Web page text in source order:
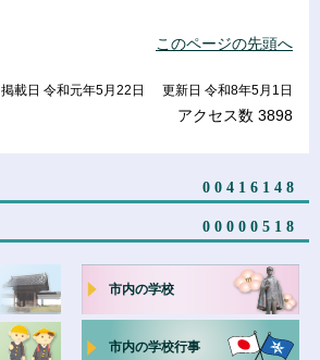
00416148
00000518
市内の学校
市内の学校行事
このページの先頭へ
掲載日 令和元年5月22日 更新日 令和8年5月1日
アクセス数 3898